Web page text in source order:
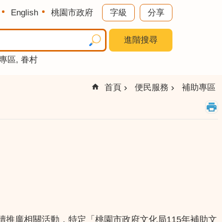
English 桃園市政府 字級 分享
進階搜尋
區 眷村
首頁 便民服務 補助專區
推廣相關活動，特定「桃園市政府文化局115年補助文